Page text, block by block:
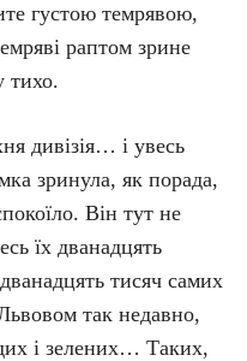
густою темрявою,
раптом зрине
тихо.
дивізія… і увесь
зринула, як порада,
Він тут не
їх дванадцять
тисяч самих
так недавно,
і зелених… Таких,